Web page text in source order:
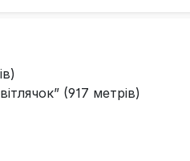
(917 метрів)